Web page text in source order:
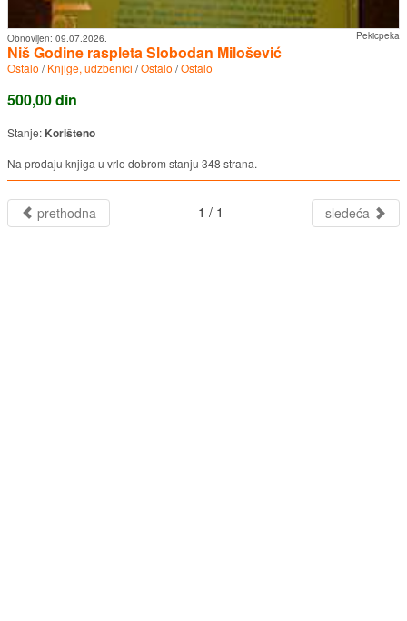
Pekicpeka
Obnovljen: 09.07.2026.
Niš Godine raspleta Slobodan Milošević
Ostalo /Knjige, udžbenici /Ostalo /Ostalo
500,00 din
Stanje: Korišteno
Na prodaju knjiga u vrlo dobrom stanju 348 strana.
prethodna 1 / 1 sledeća